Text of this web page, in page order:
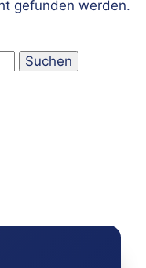
gefunden werden.